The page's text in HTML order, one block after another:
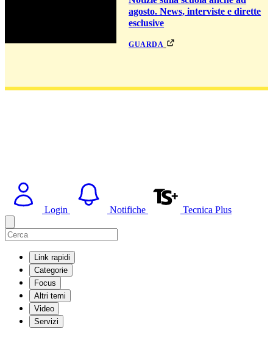
agosto. News, interviste e dirette
esclusive
guarda
Login Notifiche Tecnica Plus
Link rapidi
Categorie
Focus
Altri temi
Video
Servizi